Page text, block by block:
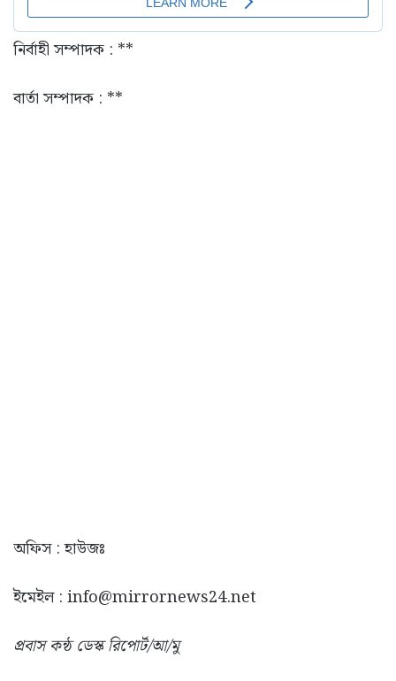
নির্বাহী সম্পাদক : **
বার্তা সম্পাদক : **
অফিস : হাউজঃ
ইমেইল : info@mirrornews24.net
প্রবাস কন্ঠ ডেস্ক রিপোর্ট/আ/মু